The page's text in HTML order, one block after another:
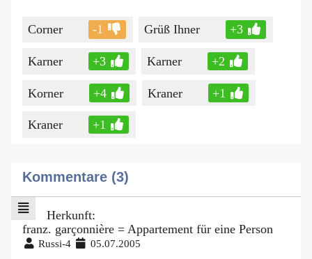
Corner -1 Grüß Ihner +3
Karner +3 Karner +2
Korner +4 Kraner +1
Kraner +1
Kommentare (3)
Herkunft:
franz. garçonnière = Appartement für eine Person
Russi-4 05.07.2005